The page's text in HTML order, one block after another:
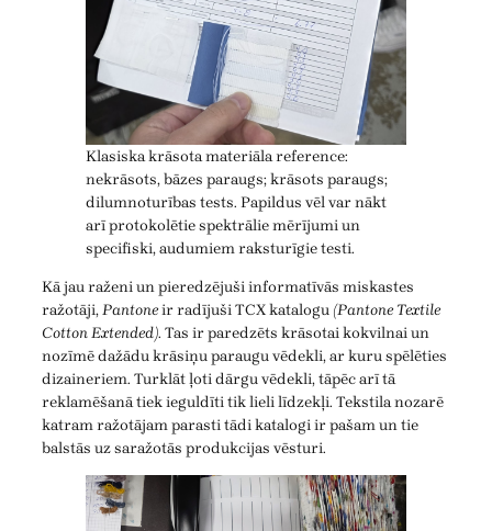
Klasiska krāsota materiāla reference:
nekrāsots, bāzes paraugs; krāsots paraugs;
dilumnoturības tests. Papildus vēl var nākt
arī protokolētie spektrālie mērījumi un
specifiski, audumiem raksturīgie testi.
Kā jau raženi un pieredzējuši informatīvās miskastes
ražotāji,Pantoneir radījuši TCX katalogu (Pantone Textile
Cotton Extended). Tas ir paredzēts krāsotai kokvilnai un
nozīmē dažādu krāsiņu paraugu vēdekli, ar kuru spēlēties
dizaineriem. Turklāt ļoti dārgu vēdekli, tāpēc arī tā
reklamēšanā tiek ieguldīti tik lieli līdzekļi. Tekstila nozarē
katram ražotājam parasti tādi katalogi ir pašam un tie
balstās uz saražotās produkcijas vēsturi.